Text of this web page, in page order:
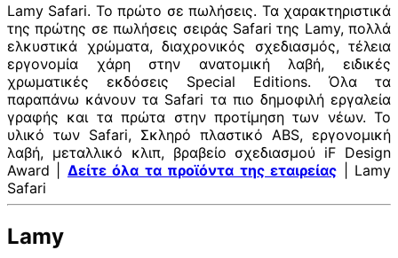
Lamy Safari. Το πρώτο σε πωλήσεις. Τα χαρακτηριστικά
της πρώτης σε πωλήσεις σειράς Safari της Lamy, πολλά
ελκυστικά χρώματα, διαχρονικός σχεδιασμός, τέλεια
εργονομία χάρη στην ανατομική λαβή, ειδικές
χρωματικές εκδόσεις Special Editions. Όλα τα
παραπάνω κάνουν τα Safari τα πιο δημοφιλή εργαλεία
γραφής και τα πρώτα στην προτίμηση των νέων. Το
υλικό των Safari, Σκληρό πλαστικό ABS, εργονομική
λαβή, μεταλλικό κλιπ, βραβείο σχεδιασμού iF Design
Award | Δείτε όλα τα προϊόντα της εταιρείας | Lamy
Safari
Lamy